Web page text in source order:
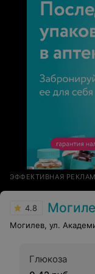
ЭФФЕКТИВНАЯ
4.8 Могилевский
Могилев, ул.
Глюкоза